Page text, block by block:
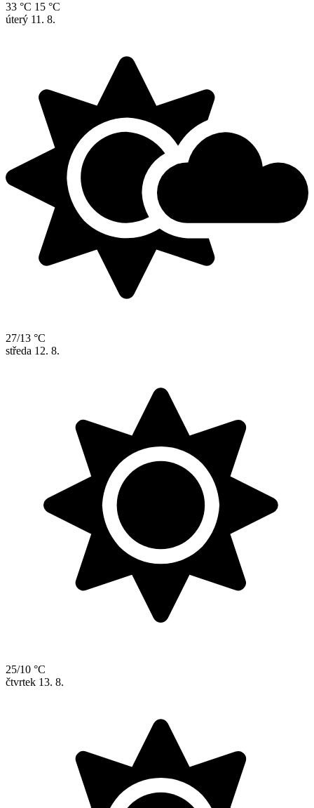
33 °C 15 °C
úterý 11. 8.
27/13 °C
středa 12. 8.
25/10 °C
čtvrtek 13. 8.